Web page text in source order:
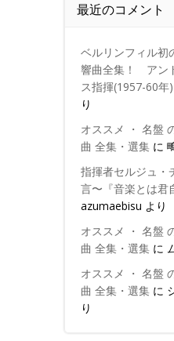
最近のコメント
ベルリンフィル初
響曲全集！ アン
ス指揮(1957-60年)
り
オススメ ・ 名盤
曲 全集・選集に
指揮者セルジュ・
言〜『音楽とは君
azumaebisu より
オススメ ・ 名盤
曲 全集・選集に
オススメ ・ 名盤
曲 全集・選集に
り